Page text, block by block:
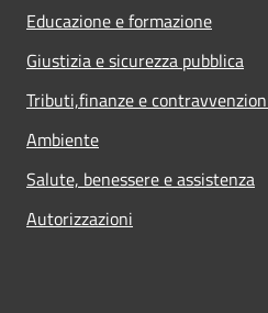
Educazione e formazione
Giustizia e sicurezza pubblica
Tributi,finanze e
Ambiente
Salute, benessere e assistenza
Autorizzazioni